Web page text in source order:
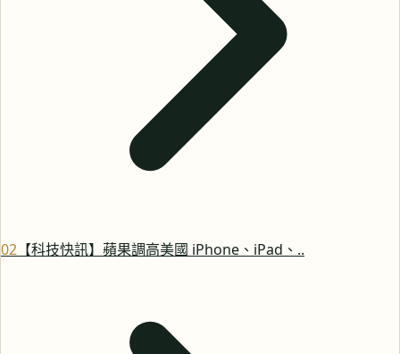
02 【科技快訊】蘋果調高美國 iPhone、iPad、..